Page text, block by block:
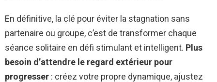
En définitive, la clé pour éviter la stagnation sans
partenaire ou groupe, c’est de transformer chaque
séance solitaire en défi stimulant et intelligent. Plus
besoin d’attendre le regard extérieur pour
progresser : créez votre propre dynamique, ajustez